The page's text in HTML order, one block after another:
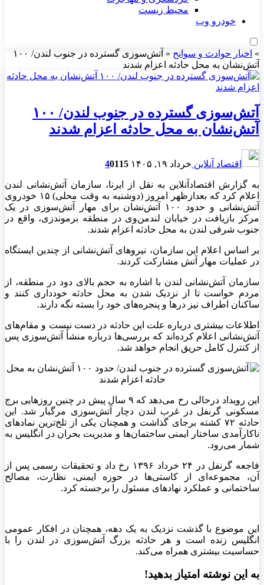
محیط زیست
خودرو وب
» اخبار حوادث و سوانح »
آتش‌سوزی گسترده در جنوب لندن/ ۱۰۰
آتش‌نشان به محل حادثه اعزام شدند
آتش‌سوزی گسترده در جنوب لندن/ ۱۰۰
آتش‌نشان به محل حادثه اعزام شدند
اقتصاد آنلاین خرداد ۱۹, ۱۴۰۵ 40115
به گزارش اقتصادآنلاین به نقل از ایرنا، سازمان آتش‌نشانی لندن
اعلام کرد که بعدازظهر امروز (دوشنبه به وقت محلی) ۱۵ خودروی
آتش‌نشانی و حدود ۱۰۰ آتش‌نشان برای مهار آتش‌سوزی در یک
مرکز بازیافت در خیابان لندمن‌وی در منطقه برموندزی، واقع در
جنوب شرقی لندن به محل حادثه اعزام شدند.
بر اساس اعلام این سازمان، نیروهای آتش‌نشانی از چندین ایستگاه
در عملیات مهار آتش مشارکت کردند.
سازمان آتش‌نشانی لندن با اشاره به حجم بالای دود در منطقه، از
مردم خواست تا از نزدیک شدن به محل حادثه خودداری کنند و
ساکنان اطراف نیز درها و پنجره‌های خود را بسته نگه دارند.
اطلاعات بیشتری درباره علت این حادثه در دست نیست و مقام‌های
آتش‌نشانی اعلام کرده‌اند که بررسی‌ها درباره منشأ آتش‌سوزی پس
از کنترل کامل حریق انجام خواهد شد.
این رویداد درحالی رخ می‌دهد که ۹ سال پیش در چنین روزهایی برج
مسکونی گرنفل در غرب لندن دچار آتش‌سوزی مرگبار شد. این
حادثه ۷۲ کشته برجای گذاشت و همچنان یکی از تلخ‌ترین نمادهای
ناکارآمدی ساختار ایمنی ساختمان‌ها و مدیریت بحران در انگلیس به
شمار می‌رود.
فاجعه گرنفل در ۲۴ خرداد ۱۳۹۶ رخ داد و تحقیقات رسمی پس از
آن، مجموعه‌ای از کاستی‌ها در حوزه ایمنی، نظارت، مصالح
ساختمانی و عملکرد نهادهای مسئول را برجسته کرد.
این موضوع با گذشت نزدیک به یک دهه، همچنان در افکار عمومی
انگلیس زنده است و هر حادثه بزرگ آتش‌سوزی در لندن را با
حساسیت بیشتری همراه می‌کند.
به این نوشته امتیاز بدهید!